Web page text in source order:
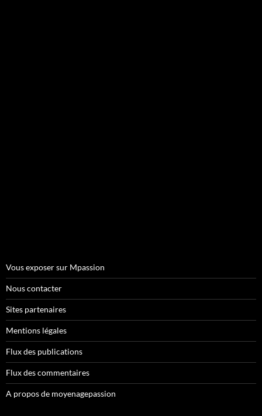
Vous exposer sur Mpassion
Nous contacter
Sites partenaires
Mentions légales
Flux des publications
Flux des commentaires
A propos de moyenagepassion